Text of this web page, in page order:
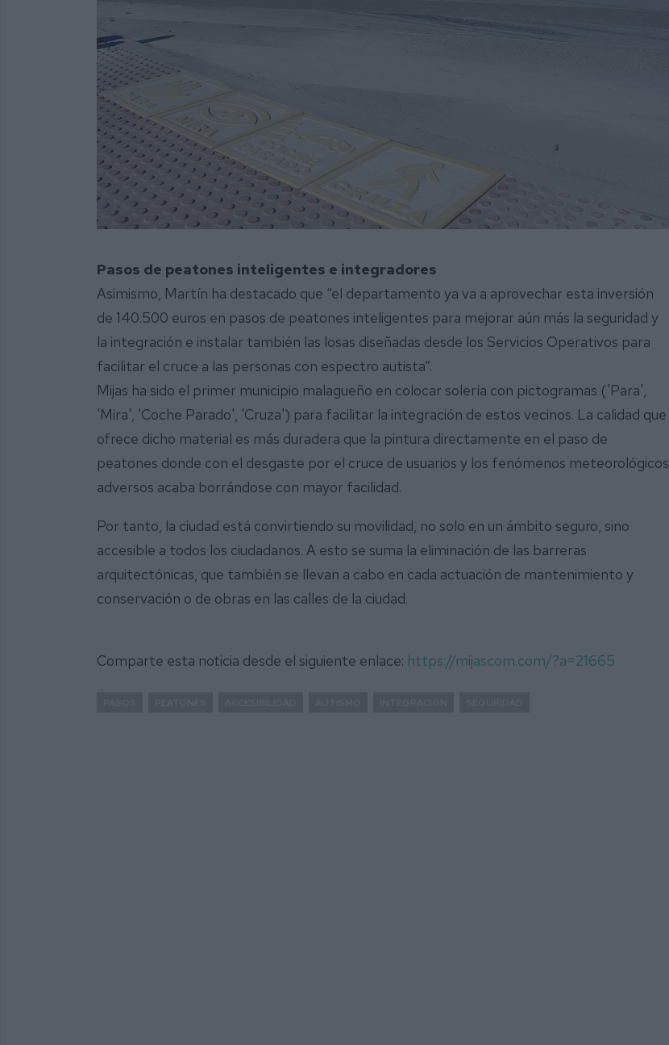
Pasos de peatones inteligentes e integradores
Asimismo, Martín ha destacado que “el departamento ya va a aprovechar esta inversión
de 140.500 euros en pasos de peatones inteligentes para mejorar aún más la seguridad y
la integración e instalar también las losas diseñadas desde los Servicios Operativos para
facilitar el cruce a las personas con espectro autista”.
Mijas ha sido el primer municipio malagueño en colocar solería con pictogramas ('Para',
'Mira', 'Coche Parado', 'Cruza') para facilitar la integración de estos vecinos. La calidad que
ofrece dicho material es más duradera que la pintura directamente en el paso de
peatones donde con el desgaste por el cruce de usuarios y los fenómenos meteorológicos
adversos acaba borrándose con mayor facilidad.
Por tanto, la ciudad está convirtiendo su movilidad, no solo en un ámbito seguro, sino
accesible a todos los ciudadanos. A esto se suma la eliminación de las barreras
arquitectónicas, que también se llevan a cabo en cada actuación de mantenimiento y
conservación o de obras en las calles de la ciudad.
Comparte esta noticia desde el siguiente enlace: https://mijascom.com/?a=21665